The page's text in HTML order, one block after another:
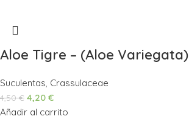
Aloe Tigre – (Aloe Variegata)
Suculentas, Crassulaceae
4,50€ 4,20 €
Añadir al carrito